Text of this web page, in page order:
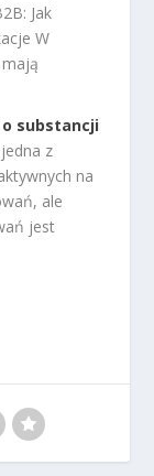
Jak
W
o substancji
z
na
ale
jest